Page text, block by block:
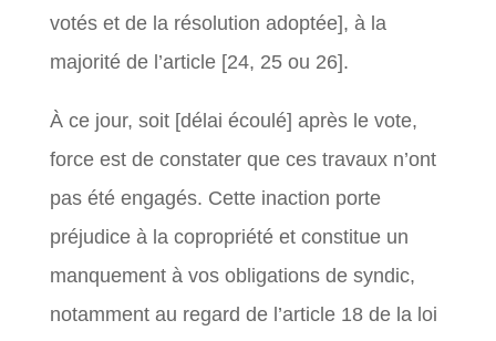
votés et de la résolution adoptée], à la
majorité de l’article [24, 25 ou 26].
À ce jour, soit [délai écoulé] après le vote,
force est de constater que ces travaux n’ont
pas été engagés. Cette inaction porte
préjudice à la copropriété et constitue un
manquement à vos obligations de syndic,
notamment au regard de l’article 18 de la loi